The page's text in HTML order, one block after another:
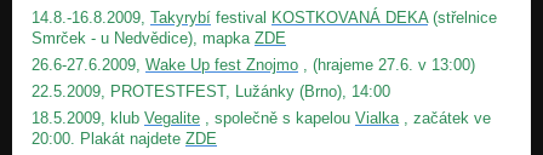
14.8.-16.8.2009, Takyrybí festival KOSTKOVANÁ DEKA(střelnice
Smrček - u Nedvědice), mapka ZDE
26.6-27.6.2009, Wake Up fest Znojmo , (hrajeme 27.6. v 13:00)
22.5.2009, PROTESTFEST, Lužánky (Brno), 14:00
18.5.2009, klub Vegalite , společně s kapelou Vialka, začátek ve
20:00. Plakát najdete ZDE